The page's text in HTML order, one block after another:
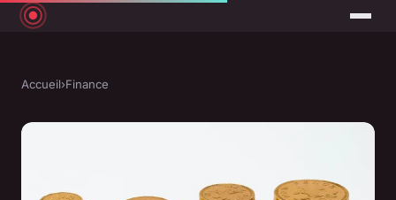
Accueil›Finance